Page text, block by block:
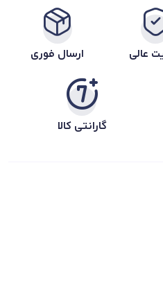
عالی ارسال فوری
گارانتی کالا